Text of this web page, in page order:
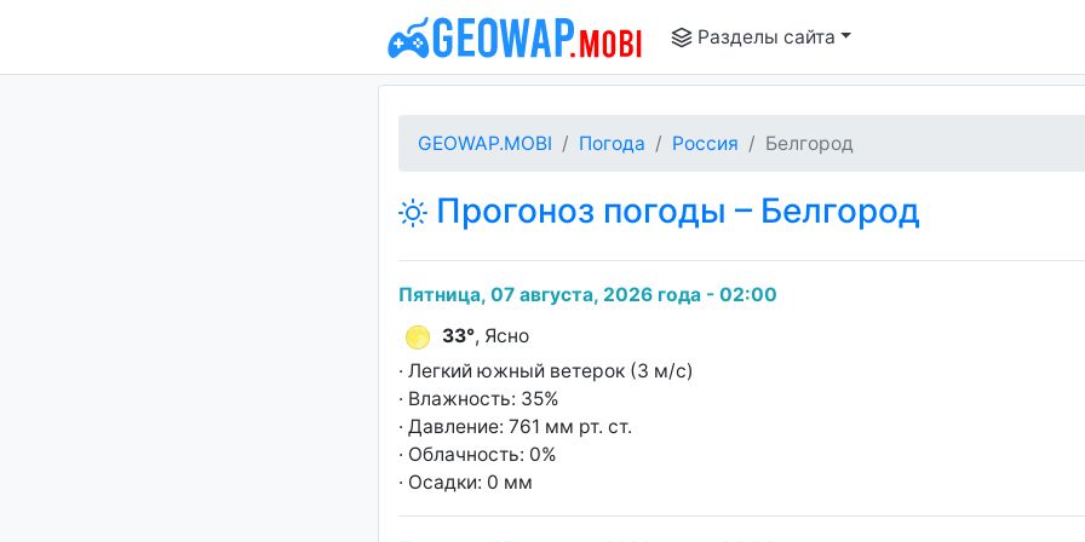
Разделы сайта
GEOWAP.MOBI Погода Россия Белгород
Прогоноз погоды – Белгород
Пятница, 07 августа, 2026 года - 02:00
33°, Ясно
· Легкий южный ветерок (3 м/с)
· Влажность: 35%
· Давление: 761 мм рт. ст.
· Облачность: 0%
· Осадки: 0 мм